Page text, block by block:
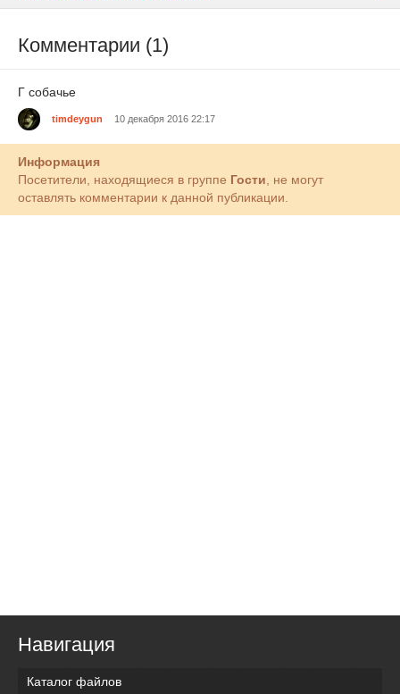
Комментарии (1)
Г собачье
timdeygun 10 декабря 2016 22:17
Информация
Посетители, находящиеся в группе Гости , не могут
оставлять комментарии к данной публикации.
Навигация
Каталог файлов